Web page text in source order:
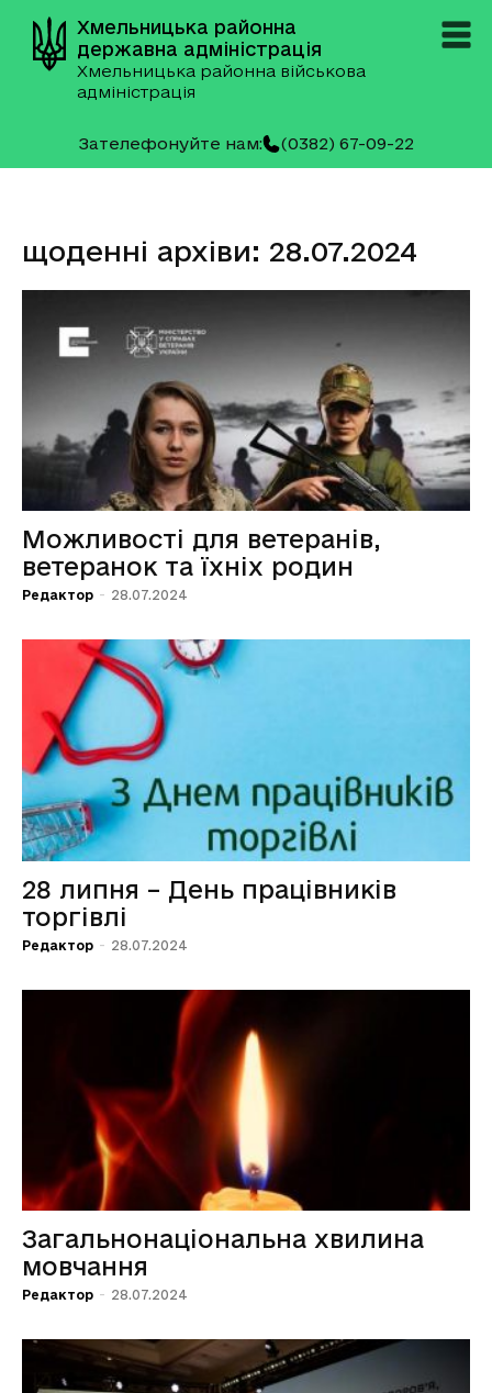
Хмельницька районна
державна адміністрація
Хмельницька районна військова
адміністрація
Зателефонуйте нам: (0382) 67-09-22
щоденні архіви: 28.07.2024
Можливості для ветеранів,
ветеранок та їхніх родин
Редактор - 28.07.2024
28 липня – День працівників
торгівлі
Редактор - 28.07.2024
Загальнонаціональна хвилина
мовчання
Редактор - 28.07.2024